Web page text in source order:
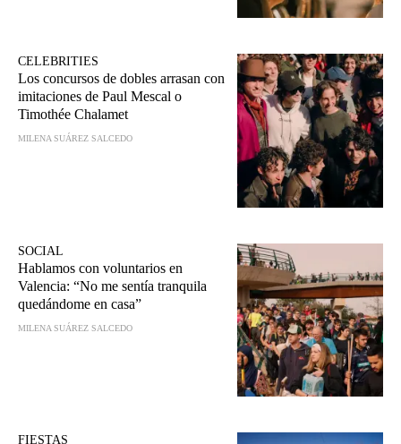
CELEBRITIES
Los concursos de dobles arrasan con
imitaciones de Paul Mescal o
Timothée Chalamet
MILENA SUÁREZ SALCEDO
SOCIAL
Hablamos con voluntarios en
Valencia: “No me sentía tranquila
quedándome en casa”
MILENA SUÁREZ SALCEDO
FIESTAS